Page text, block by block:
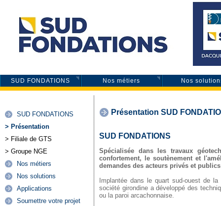
SUD FONDATIONS Nos métiers Nos
SUD FONDATIONS
> Présentation
> Filiale de GTS
> Groupe NGE
Nos métiers
Nos solutions
Applications
Soumettre votre projet
Présentation SUD
SUD FONDATIONS
Spécialisée dans les travaux
confortement, le soutènement et
demandes des acteurs privés et
Implantée dans le quart sud-ouest de
société girondine a développé des
ou la paroi arcachonnaise.